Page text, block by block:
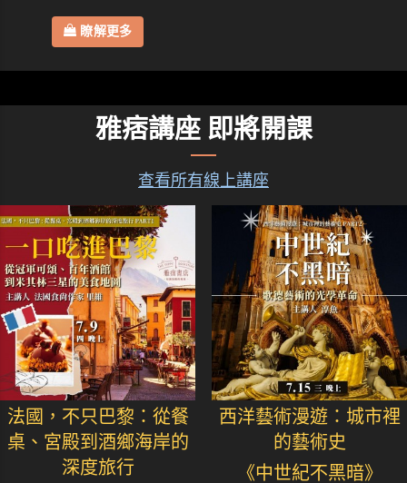
瞭解更多
雅痞講座 即將開課
查看所有線上講座
法國，不只巴黎：從餐
桌、宮殿到酒鄉海岸的
深度旅行
西洋藝術漫遊：城市裡
的藝術史
《中世紀不黑暗》